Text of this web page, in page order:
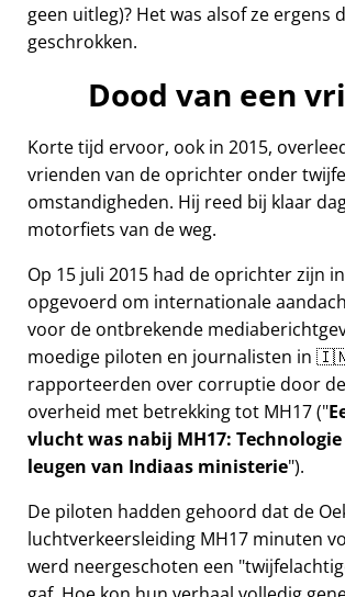
geen uitleg)? Het was alsof ze ergens
geschrokken.
Dood van een
Korte tijd ervoor, ook in 2015,
vrienden van de oprichter onder
omstandigheden. Hij reed bij klaar
motorfiets van de weg.
Op 15 juli 2015 had de oprichter zijn
opgevoerd om internationale
voor de ontbrekende
moedige piloten en journalisten in
rapporteerden over corruptie door
overheid met betrekking tot MH17(
vlucht was nabij MH17:
leugen van Indiaas ministerie ).
De piloten hadden gehoord dat de
luchtverkeersleiding MH17 minuten
werd neergeschoten een